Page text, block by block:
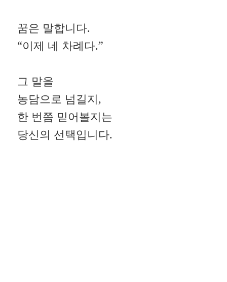
꿈은 말합니다.
“이제 네 차례다.”
그 말을
농담으로 넘길지,
한 번쯤 믿어볼지는
당신의 선택입니다.